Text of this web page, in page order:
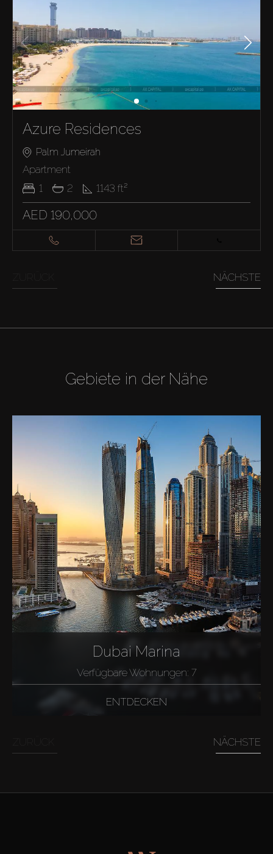
Azure Residences
Palm Jumeirah
Apartment
1
2 1143 ft²
AED 190,000
NÄCHSTE
Gebiete in der Nähe
Dubai Marina
Verfügbare Wohnungen: 7
ENTDECKEN
NÄCHSTE